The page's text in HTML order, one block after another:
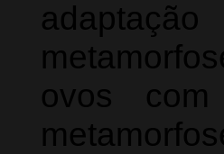
ovos